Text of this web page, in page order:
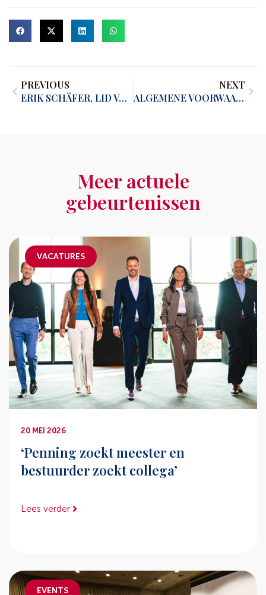
PREVIOUS
ERIK SCHÄFER, LID VAN HET EERSTE UUR, VERTELT
NEXT
ALGEMENE VOORWAARDEN
Meer actuele
gebeurtenissen
VACATURES
20 MEI 2026
‘Penning zoekt meester en
bestuurder zoekt collega’
Lees verder
EVENTS